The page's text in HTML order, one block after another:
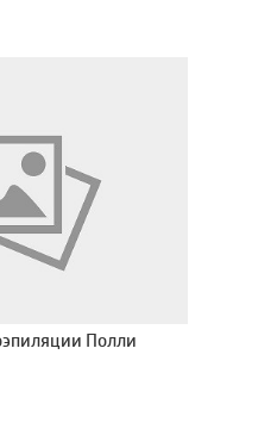
Полли